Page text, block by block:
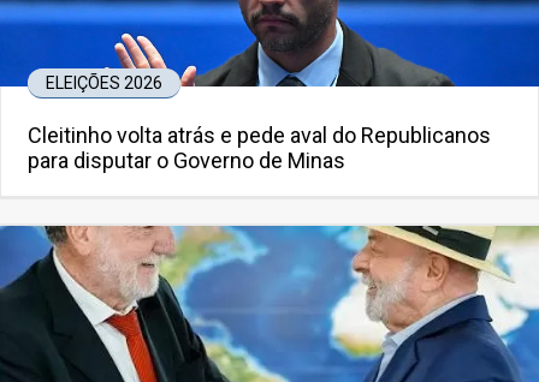
ELEIÇÕES 2026
Cleitinho volta atrás e pede aval do Republicanos
para disputar o Governo de Minas